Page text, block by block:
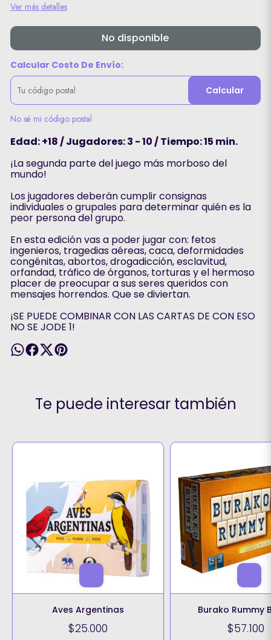
Ver más detalles
No disponible
Calcular Costo De Envío:
Calcular
No sé mi código postal
Edad: +18 / Jugadores: 3 - 10 / Tiempo: 15 min.
¡La segunda parte del juego más morboso del
mundo!
Los jugadores deberán cumplir consignas
individuales o grupales para determinar quién es la
peor persona del grupo.
En esta edición vas a poder jugar con: fetos
ingenieros, tragedias aéreas, caca, deformidades
congénitas, abortos, drogadicción, esclavitud,
orfandad, tráfico de órganos, torturas y el hermoso
placer de preocupar a sus seres queridos con
mensajes horrendos. Que se diviertan.
¡SE PUEDE COMBINAR CON LAS CARTAS DE CON ESO
NO SE JODE 1!
Te puede interesar también
Aves Argentinas
$25.000
Burako Rummy
$57.100